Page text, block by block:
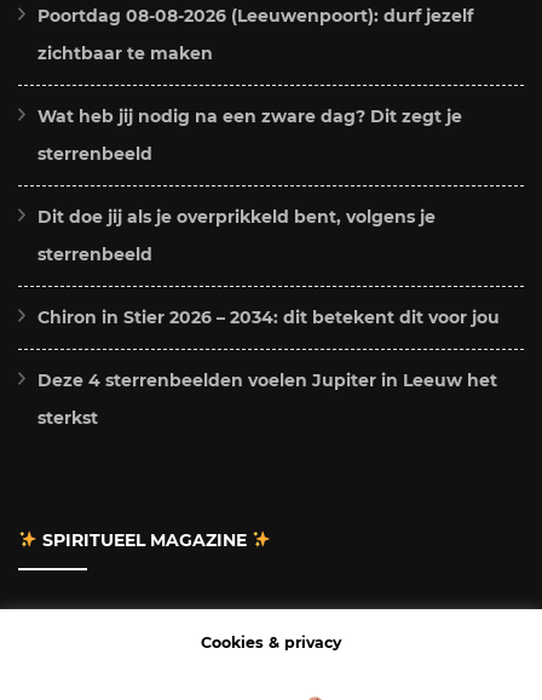
Poortdag 08-08-2026 (Leeuwenpoort): durf jezelf
zichtbaar te maken
Wat heb jij nodig na een zware dag? Dit zegt je
sterrenbeeld
Dit doe jij als je overprikkeld bent, volgens je
sterrenbeeld
Chiron in Stier 2026 – 2034: dit betekent dit voor jou
Deze 4 sterrenbeelden voelen Jupiter in Leeuw het
sterkst
SPIRITUEEL MAGAZINE
Cookies & privacy